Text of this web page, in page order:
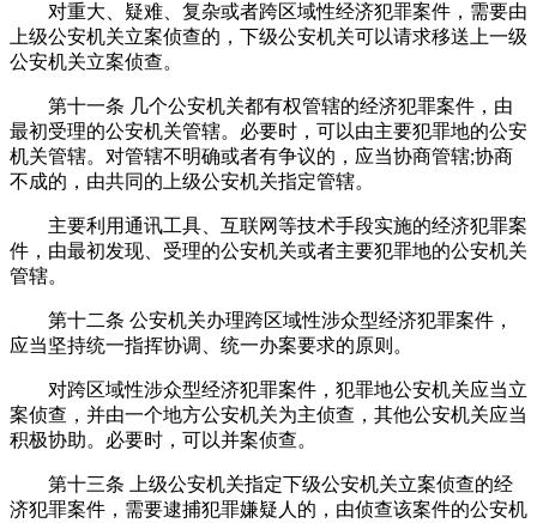
对重大、疑难、复杂或者跨区域性经济犯罪案件，需要由
上级公安机关立案侦查的，下级公安机关可以请求移送上一级
公安机关立案侦查。
第十一条 几个公安机关都有权管辖的经济犯罪案件，由
最初受理的公安机关管辖。必要时，可以由主要犯罪地的公安
机关管辖。对管辖不明确或者有争议的，应当协商管辖;协商
不成的，由共同的上级公安机关指定管辖。
主要利用通讯工具、互联网等技术手段实施的经济犯罪案
件，由最初发现、受理的公安机关或者主要犯罪地的公安机关
管辖。
第十二条 公安机关办理跨区域性涉众型经济犯罪案件，
应当坚持统一指挥协调、统一办案要求的原则。
对跨区域性涉众型经济犯罪案件，犯罪地公安机关应当立
案侦查，并由一个地方公安机关为主侦查，其他公安机关应当
积极协助。必要时，可以并案侦查。
第十三条 上级公安机关指定下级公安机关立案侦查的经
济犯罪案件，需要逮捕犯罪嫌疑人的，由侦查该案件的公安机